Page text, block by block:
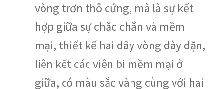
vòng trơn thô cứng, mà là sự kết
hợp giữa sự chắc chắn và mềm
mại, thiết kế hai dây vòng dày dặn,
liên kết các viên bi mềm mại ở
giữa, có màu sắc vàng cùng với hai